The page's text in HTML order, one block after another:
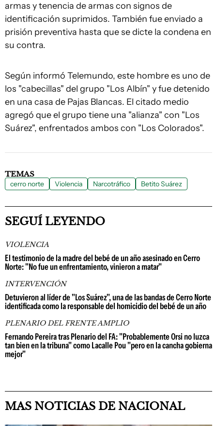
armas y tenencia de armas con signos de
identificación suprimidos. También fue enviado a
prisión preventiva hasta que se dicte la condena en
su contra.
Según informó Telemundo, este hombre es uno de
los "cabecillas" del grupo "Los Albín" y fue detenido
en una casa de Pajas Blancas. El citado medio
agregó que el grupo tiene una "alianza" con "Los
Suárez", enfrentados ambos con "Los Colorados".
TEMAS
cerro norte Violencia Narcotráfico Betito Suárez
SEGUÍ LEYENDO
VIOLENCIA
El testimonio de la madre del bebé de un año asesinado en Cerro
Norte: "No fue un enfrentamiento, vinieron a matar"
INTERVENCIÓN
Detuvieron al líder de "Los Suárez", una de las bandas de Cerro Norte
identificada como la responsable del homicidio del bebé de un año
PLENARIO DEL FRENTE AMPLIO
Fernando Pereira tras Plenario del FA: "Probablemente Orsi no luzca
tan bien en la tribuna" como Lacalle Pou "pero en la cancha gobierna
mejor"
MAS NOTICIAS DE NACIONAL